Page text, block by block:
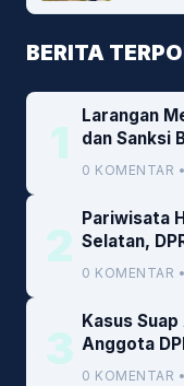
BERITA
1
Larangan
dan Sanksi
0 KOMENTAR
2
Pariwisata
Selatan,
0 KOMENTAR
3
Kasus
Anggota
Kemenkeu
0 KOMENTAR